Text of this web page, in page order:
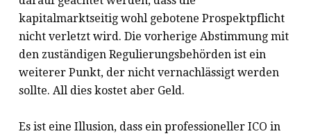
kapitalmarktseitig wohl gebotene Prospektpflicht
nicht verletzt wird. Die vorherige Abstimmung mit
den zuständigen Regulierungsbehörden ist ein
weiterer Punkt, der nicht vernachlässigt werden
sollte. All dies kostet aber Geld.
Es ist eine Illusion, dass ein professioneller ICO in